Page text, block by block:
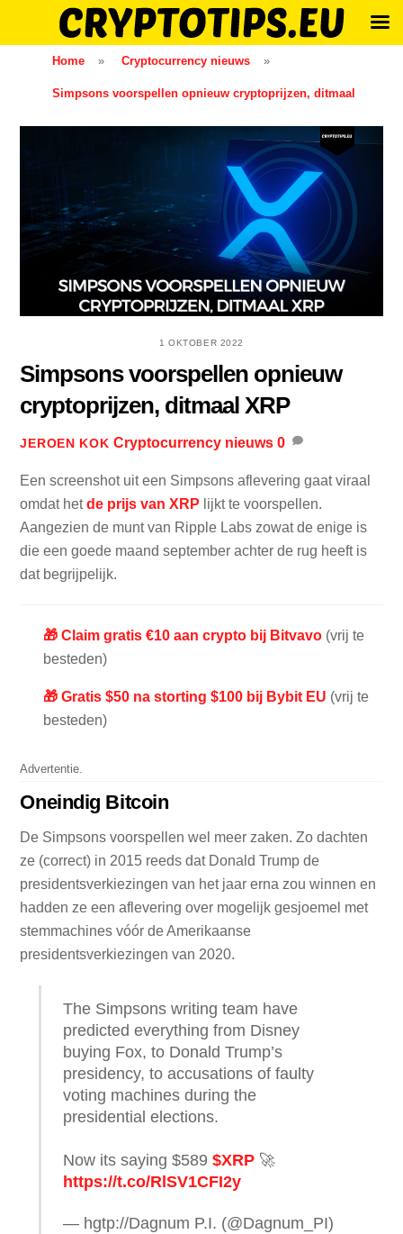
Home » Cryptocurrency nieuws »
Simpsons voorspellen opnieuw cryptoprijzen, ditmaal
1 OKTOBER 2022
Simpsons voorspellen opnieuw
cryptoprijzen, ditmaal XRP
JEROEN KOK Cryptocurrency nieuws 0
Een screenshot uit een Simpsons aflevering gaat viraal
omdat hetde prijs van XRP lijkt te voorspellen.
Aangezien de munt van Ripple Labs zowat de enige is
die een goede maand september achter de rug heeft is
dat begrijpelijk.
🎁 Claim gratis €10 aan crypto bij Bitvavo (vrij te
besteden)
🎁 Gratis $50 na storting $100 bij Bybit EU (vrij te
besteden)
Advertentie.
Oneindig Bitcoin
De Simpsons voorspellen wel meer zaken. Zo dachten
ze (correct) in 2015 reeds dat Donald Trump de
presidentsverkiezingen van het jaar erna zou winnen en
hadden ze een aflevering over mogelijk gesjoemel met
stemmachines vóór de Amerikaanse
presidentsverkiezingen van 2020.
The Simpsons writing team have
predicted everything from Disney
buying Fox, to Donald Trump’s
presidency, to accusations of faulty
voting machines during the
presidential elections.
Now its saying $589$XRP 🚀
https://t.co/RlSV1CFI2y
— hgtp://Dagnum P.I. (@Dagnum_PI)